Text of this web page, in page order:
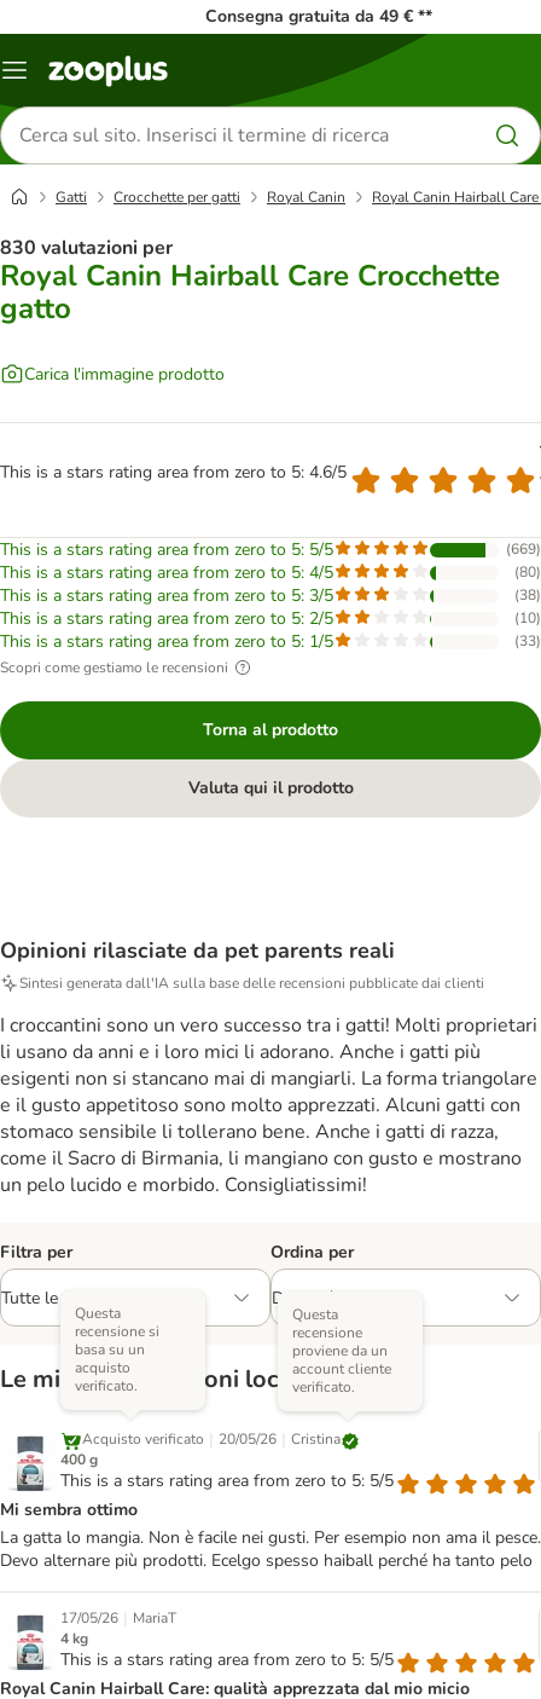
Consegna gratuita da 49 € **
Overview
Cerca
prodotti
Gatti Crocchette per gatti Royal Canin Royal Canin Hairball
830 valutazioni per
Royal Canin Hairball Care Crocchette
gatto
Carica l'immagine prodotto
This is a stars rating area from zero to 5: 4.6/5
This is a stars rating area from zero to 5: 5/5 (669)
This is a stars rating area from zero to 5: 4/5 (80)
This is a stars rating area from zero to 5: 3/5 (38)
This is a stars rating area from zero to 5: 2/5 (10)
This is a stars rating area from zero to 5: 1/5 (33)
Scopri come gestiamo le recensioni
Torna al prodotto
Valuta qui il prodotto
Opinioni rilasciate da pet parents reali
Sintesi generata dall'IA sulla base delle recensioni pubblicate dai clienti
I croccantini sono un vero successo tra i gatti! Molti proprietari
li usano da anni e i loro mici li adorano. Anche i gatti più
esigenti non si stancano mai di mangiarli. La forma triangolare
e il gusto appetitoso sono molto apprezzati. Alcuni gatti con
stomaco sensibile li tollerano bene. Anche i gatti di razza,
come il Sacro di Birmania, li mangiano con gusto e mostrano
un pelo lucido e morbido. Consigliatissimi!
Filtra per Ordina per
Le migliori recensioni locali
Acquisto verificato
Questa
recensione si
basa su un
acquisto
verificato.
| 20/05/26 | Cristina
Questa
recensione
proviene da un
account cliente
verificato.
400 g
This is a stars rating area from zero to 5: 5/5
Mi sembra ottimo
La gatta lo mangia. Non è facile nei gusti. Per esempio non ama il pesce.
Devo alternare più prodotti. Ecelgo spesso haiball perché ha tanto pelo
17/05/26 | MariaT
4 kg
This is a stars rating area from zero to 5: 5/5
Royal Canin Hairball Care: qualità apprezzata dal mio micio